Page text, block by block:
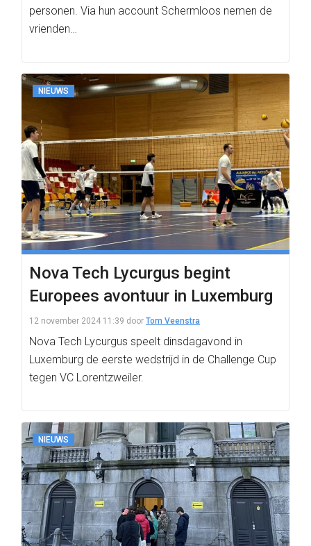
personen. Via hun account Schermloos nemen de
vrienden…
NIEUWS
Nova Tech Lycurgus begint
Europees avontuur in Luxemburg
12 november 2024 11:39 door Tom Veenstra
Nova Tech Lycurgus speelt dinsdagavond in
Luxemburg de eerste wedstrijd in de Challenge Cup
tegen VC Lorentzweiler.
NIEUWS